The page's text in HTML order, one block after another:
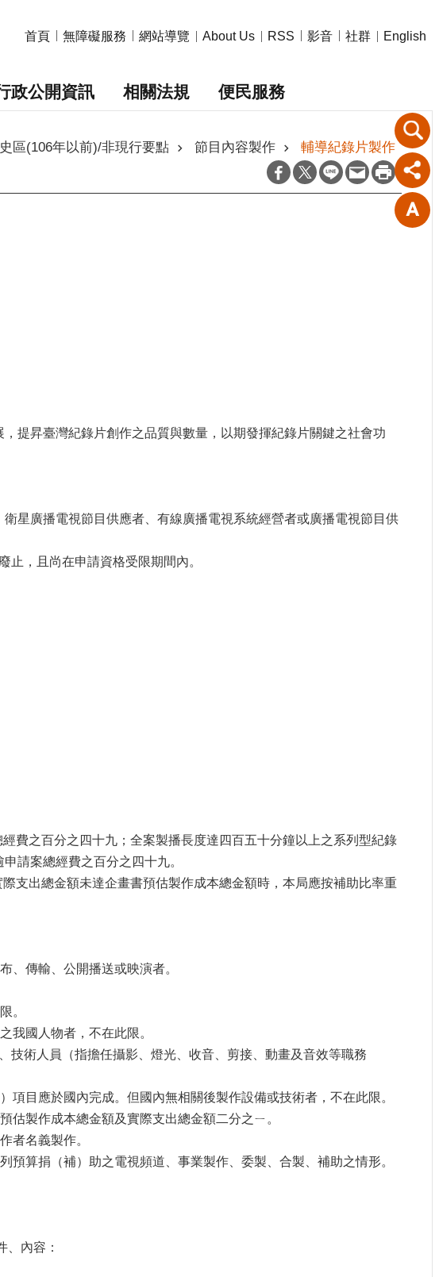
首頁 無障礙服務 網站導覽 About Us RSS 影音 社群 English
政公開資訊 相關法規 便民服務
區(106年以前)/非現行要點 節目內容製作 輔導紀錄片製作
提昇臺灣紀錄片創作之品質與數量，以期發揮紀錄片關鍵之社會功
星廣播電視節目供應者、有線廣播電視系統經營者或廣播電視節目供
止，且尚在申請資格受限期間內。
費之百分之四十九；全案製播長度達四百五十分鐘以上之系列型紀錄
請案總經費之百分之四十九。
支出總金額未達企畫書預估製作成本總金額時，本局應按補助比率重
、傳輸、公開播送或映演者。
。
我國人物者，不在此限。
技術人員（指擔任攝影、燈光、收音、剪接、動畫及音效等職務
目應於國內完成。但國內無相關後製作設備或技術者，不在此限。
估製作成本總金額及實際支出總金額二分之ㄧ。
者名義製作。
算捐（補）助之電視頻道、事業製作、委製、合製、補助之情形。
內容：